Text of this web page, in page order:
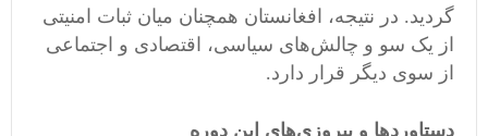
گردید. در نتیجه، افغانستان همچنان میان ثبات امنیتی
از یک سو و چالش‌های سیاسی، اقتصادی و اجتماعی
از سوی دیگر قرار دارد.
دستاوردها و پیروزی‌های این دوره